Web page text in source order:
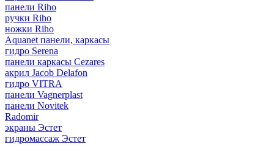
панели Riho
ручки Riho
ножки Riho
Aquanet панели, каркасы
гидро Serena
панели каркасы Cezares
акрил Jacob Delafon
гидро VITRA
панели Vagnerplast
панели Novitek
Radomir
экраны Эстет
гидромассаж Эстет